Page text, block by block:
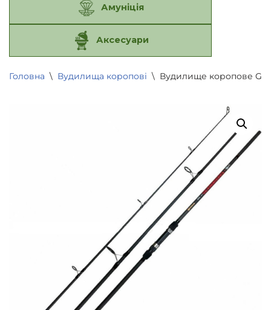
Амуніція
Аксесуари
Головна \ Вудилища коропові \ Вудилище коропове